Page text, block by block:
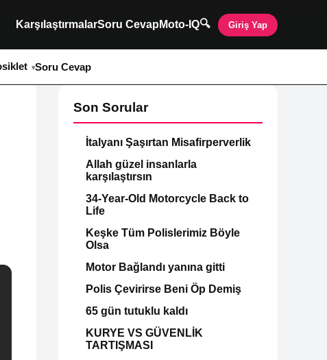
KarşılaştırmalarSoru Cevap Moto-IQ🔍 Giriş Yap
Soru Cevap
Son Sorular
İtalyanı Şaşırtan Misafirperverlik
Allah güzel insanlarla
karşılaştırsın
34-Year-Old Motorcycle Back to
Life
Keşke Tüm Polislerimiz Böyle
Olsa
Motor Bağlandı yanına gitti
Polis Çevirirse Beni Öp Demiş
65 gün tutuklu kaldı
KURYE VS GÜVENLİK
TARTIŞMASI